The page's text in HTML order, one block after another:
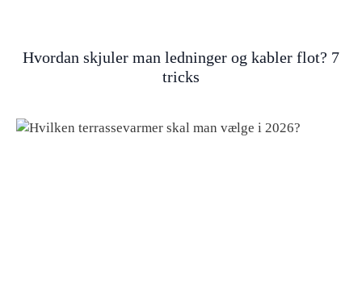
Hvordan skjuler man ledninger og kabler flot? 7
tricks